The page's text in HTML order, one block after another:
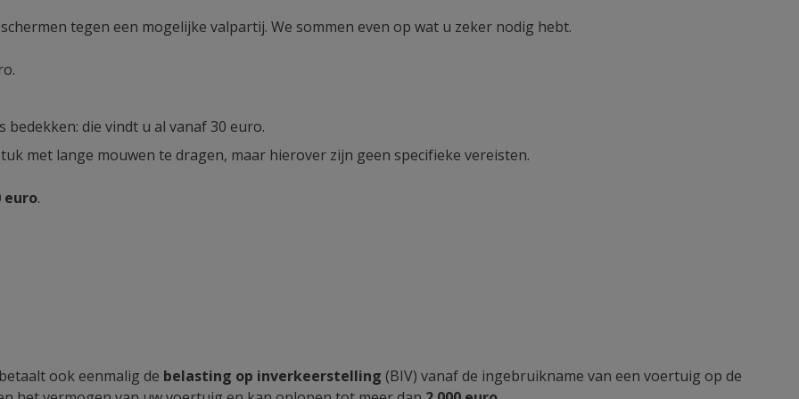
tegen een mogelijke valpartij. We sommen even op wat u zeker nodig hebt.
die vindt u al vanaf 30 euro.
met lange mouwen te dragen, maar hierover zijn geen specifieke vereisten.
euro.
ook eenmalig de belasting op inverkeerstelling (BIV) vanaf de ingebruikname van een voertuig op de